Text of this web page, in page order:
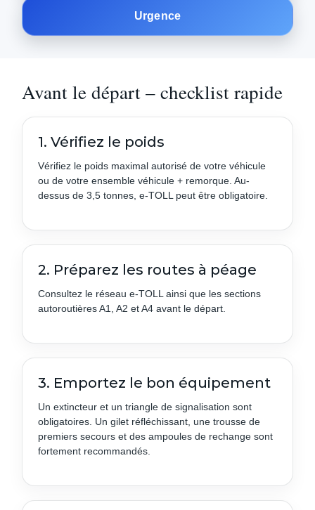
Urgence
Avant le départ – checklist rapide
1. Vérifiez le poids
Vérifiez le poids maximal autorisé de votre véhicule
ou de votre ensemble véhicule + remorque. Au-
dessus de 3,5 tonnes, e‑TOLL peut être obligatoire.
2. Préparez les routes à péage
Consultez le réseau e‑TOLL ainsi que les sections
autoroutières A1, A2 et A4 avant le départ.
3. Emportez le bon équipement
Un extincteur et un triangle de signalisation sont
obligatoires. Un gilet réfléchissant, une trousse de
premiers secours et des ampoules de rechange sont
fortement recommandés.